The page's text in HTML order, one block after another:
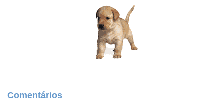
Comentários